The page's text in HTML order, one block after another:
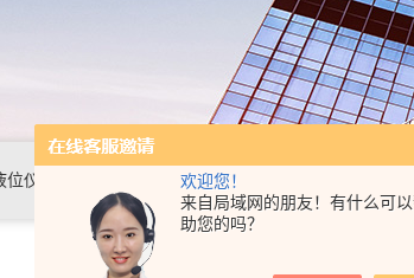
欢迎您！
来自局域网的朋友！有什么可
助您的吗？
仪表、温度仪表及水质分析仪表